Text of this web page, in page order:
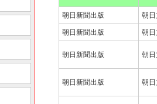
朝日新聞出版 朝
朝日新聞出版 朝
朝日新聞出版 朝
朝日新聞出版 朝